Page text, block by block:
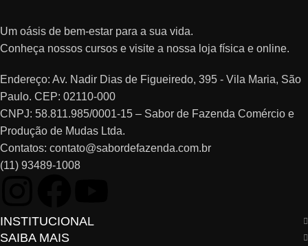
Um oásis de bem-estar para a sua vida.
Conheça nossos cursos e visite a nossa loja física e online.
Endereço: Av. Nadir Dias de Figueiredo, 395 - Vila Maria, São
Paulo. CEP: 02110-000
CNPJ: 58.811.985/0001-15 – Sabor de Fazenda Comércio e
Produção de Mudas Ltda.
Contatos: contato@sabordefazenda.com.br
(11) 93489-1008
INSTITUCIONAL
SAIBA MAIS